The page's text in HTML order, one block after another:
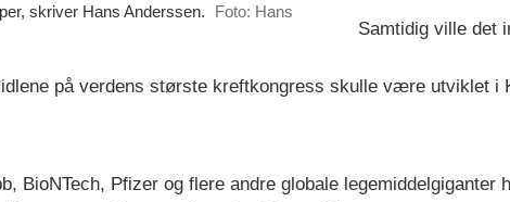
skriver Hans Anderssen.
Foto: Hans
Samtidig ville
på verdens største kreftkongress skulle være utviklet i
BioNTech, Pfizer og flere andre globale legemiddelgiganter